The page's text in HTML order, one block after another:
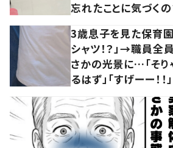
忘れたことに気づくの
3歳息子を見た保育
シャツ！？」→職員全
さかの光景に…「そ
るはず」「すげーー！！」